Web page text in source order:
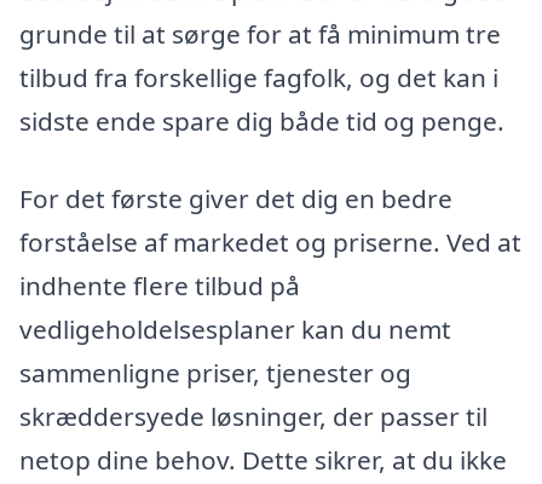
grunde til at sørge for at få minimum tre
tilbud fra forskellige fagfolk, og det kan i
sidste ende spare dig både tid og penge.
For det første giver det dig en bedre
forståelse af markedet og priserne. Ved at
indhente flere tilbud på
vedligeholdelsesplaner kan du nemt
sammenligne priser, tjenester og
skræddersyede løsninger, der passer til
netop dine behov. Dette sikrer, at du ikke